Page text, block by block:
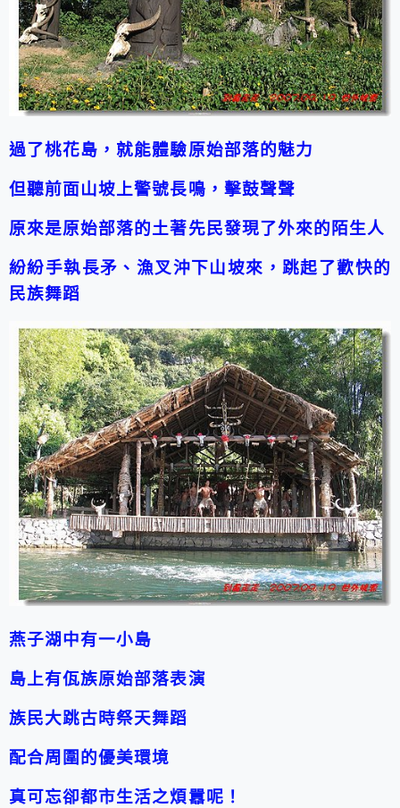
過了桃花島，就能體驗原始部落的魅力
但聽前面山坡上警號長鳴，擊鼓聲聲
原來是原始部落的土著先民發現了外來的陌生人
紛紛手執長矛、漁叉沖下山坡來，跳起了歡快的
民族舞蹈
燕子湖中有一小島
島上有佤族原始部落表演
族民大跳古時祭天舞蹈
配合周圍的優美環境
真可忘卻都市生活之煩囂呢！